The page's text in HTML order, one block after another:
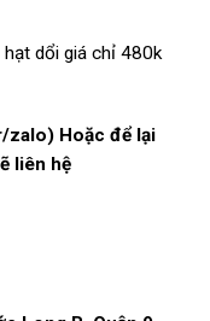
dổi giá chỉ 480k
zalo) Hoặc để lại
liên hệ